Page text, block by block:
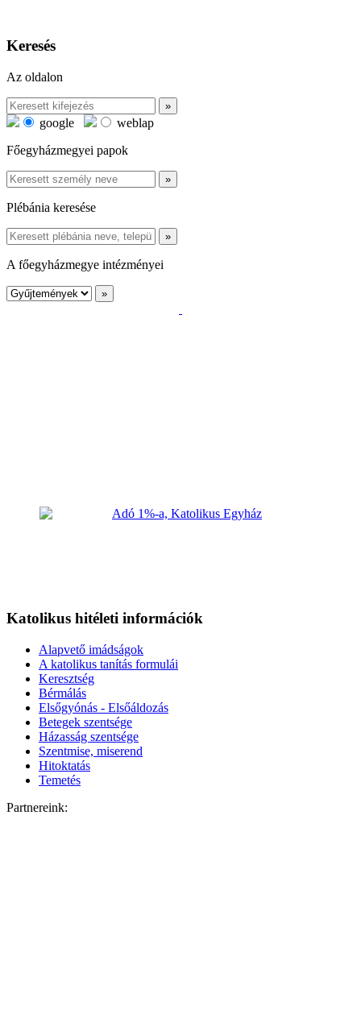
Keresés
Az oldalon
google
weblap
Főegyházmegyei papok
Plébánia keresése
A főegyházmegye intézményei
Katolikus hitéleti információk
Alapvető imádságok
A katolikus tanítás formulái
Keresztség
Bérmálás
Elsőgyónás - Elsőáldozás
Betegek szentsége
Házasság szentsége
Szentmise, miserend
Hitoktatás
Temetés
Partnereink: